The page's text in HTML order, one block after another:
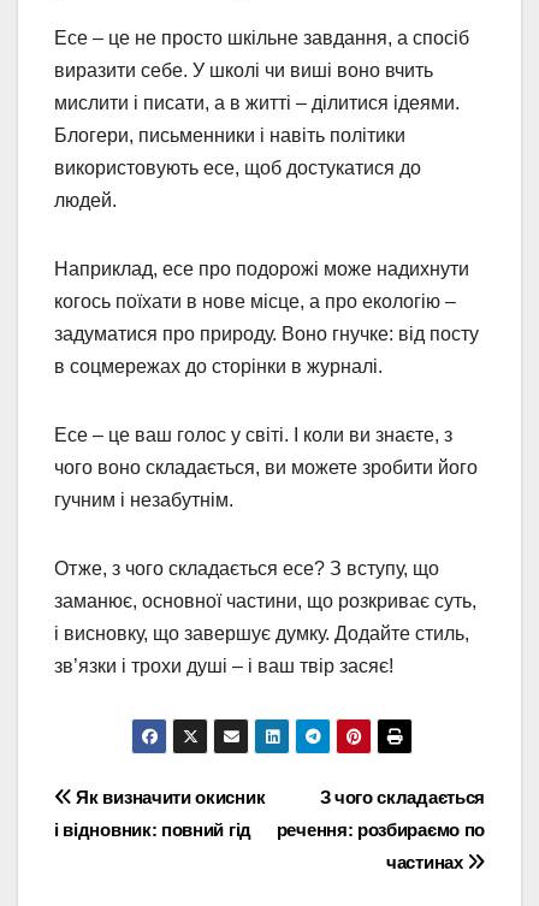
Есе – це не просто шкільне завдання, а спосіб
виразити себе. У школі чи виші воно вчить
мислити і писати, а в житті – ділитися ідеями.
Блогери, письменники і навіть політики
використовують есе, щоб достукатися до
людей.
Наприклад, есе про подорожі може надихнути
когось поїхати в нове місце, а про екологію –
задуматися про природу. Воно гнучке: від посту
в соцмережах до сторінки в журналі.
Есе – це ваш голос у світі. І коли ви знаєте, з
чого воно складається, ви можете зробити його
гучним і незабутнім.
Отже, з чого складається есе? З вступу, що
заманює, основної частини, що розкриває суть,
і висновку, що завершує думку. Додайте стиль,
зв’язки і трохи душі – і ваш твір засяє!
Навігація
записів
З чого складається
речення: розбираємо по
частинах
Як визначити окисник
і відновник: повний гід